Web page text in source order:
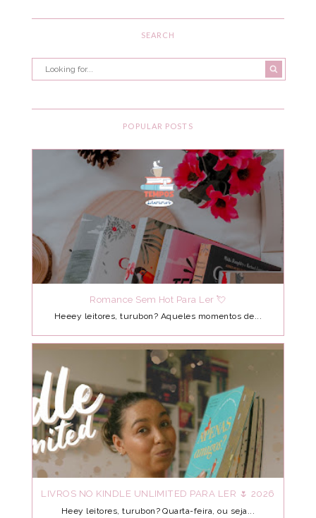
SEARCH
POPULAR POSTS
Romance Sem Hot Para Ler 💘
Heeey leitores, turubon? Aqueles momentos de...
LIVROS NO KINDLE UNLIMITED PARA LER 🌷 2026
Heey leitores, turubon? Quarta-feira, ou seja...